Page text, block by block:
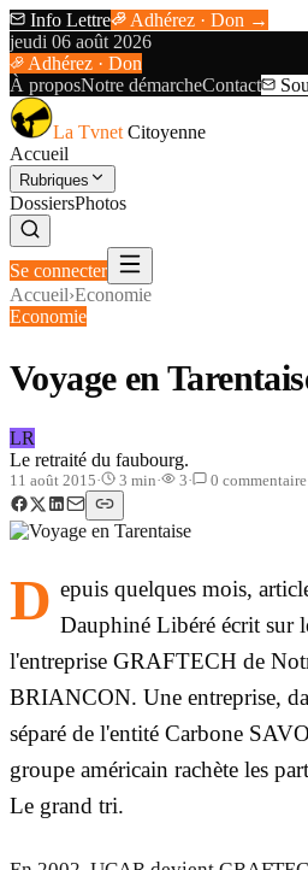
Info Lettre
Adhérez · Don →
jeudi 06 août 2026
Adhérez · Don
À proposNotre démarcheContact
La Tvnet Citoyenne
Accueil
Rubriques
DossiersPhotos
Se connecter
Accueil›Economie
Economie
Voyage en
LR
Le retraité du faubourg.
11 août 2015· 3 min· 3· 0 commentaire
D epuis quelques mois,
Dauphiné Libéré écrit sur
l'entreprise GRAFTECH de
BRIANCON. Une entreprise,
séparé de l'entité Carbone
groupe américain rachète les
Le grand tri.